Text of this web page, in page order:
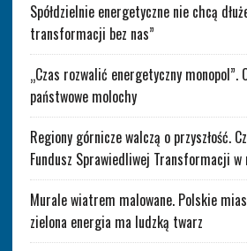
Spółdzielnie energetyczne nie chcą
transformacji bez nas”
„Czas rozwalić energetyczny monopol”.
państwowe molochy
Regiony górnicze walczą o przyszłość.
Fundusz Sprawiedliwej Transformacji w
Murale wiatrem malowane. Polskie
zielona energia ma ludzką twarz